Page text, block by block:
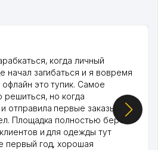
когда личный
начал загибаться и я вовремя
это тупик. Самое
но когда
отправила первые заказы,
Площадка полностью берет
и для одежды тут
первый год, хорошая